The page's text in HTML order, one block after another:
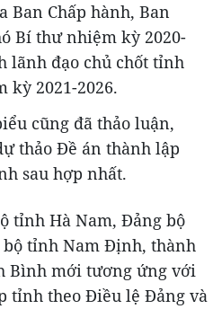
Ban Chấp hành, Ban
Bí thư nhiệm kỳ 2020-
lãnh đạo chủ chốt tỉnh
2021-2026.
cũng đã thảo luận,
thảo Đề án thành lập
sau hợp nhất.
tỉnh Hà Nam, Đảng bộ
tỉnh Nam Định, thành
Bình mới tương ứng với
tỉnh theo Điều lệ Đảng và